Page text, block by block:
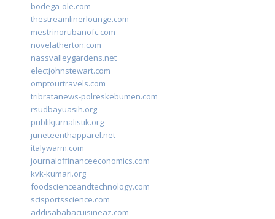
bodega-ole.com
thestreamlinerlounge.com
mestrinorubanofc.com
novelatherton.com
nassvalleygardens.net
electjohnstewart.com
omptourtravels.com
tribratanews-polreskebumen.com
rsudbayuasih.org
publikjurnalistik.org
juneteenthapparel.net
italywarm.com
journaloffinanceeconomics.com
kvk-kumari.org
foodscienceandtechnology.com
scisportsscience.com
addisababacuisineaz.com